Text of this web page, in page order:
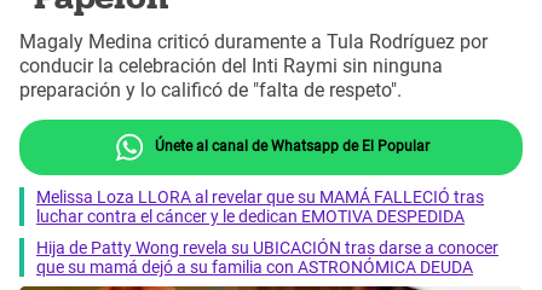
Magaly Medina criticó duramente a Tula Rodríguez por
conducir la celebración del Inti Raymi sin ninguna
preparación y lo calificó de "falta de respeto".
Únete al canal de Whatsapp de El Popular
Melissa Loza LLORA al revelar que su MAMÁ FALLECIÓ tras
luchar contra el cáncer y le dedican EMOTIVA DESPEDIDA
Hija de Patty Wong revela su UBICACIÓN tras darse a conocer
que su mamá dejó a su familia con ASTRONÓMICA DEUDA